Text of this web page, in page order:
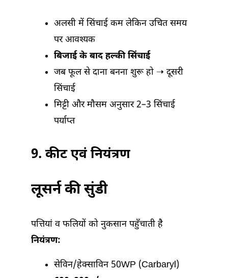
अलसी में सिंचाई कम लेकिन उचित समय
पर आवश्यक
बिजाई के बाद हल्की सिंचाई
जब फूल से दाना बनना शुरू हो ➝ दूसरी
सिंचाई
मिट्टी और मौसम अनुसार 2–3 सिंचाई
पर्याप्त
9. कीट एवं नियंत्रण
लूसर्न की सुंडी
पत्तियां व फलियों को नुकसान पहुँचाती है
नियंत्रण:
सेविन/हेक्साविन 50WP (Carbaryl)